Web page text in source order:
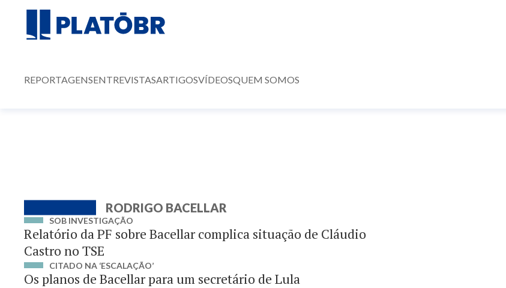
REPORTAGENSENTREVISTASARTIGOSVÍDEOSQUEM SOMOS
RODRIGO BACELLAR
SOB INVESTIGAÇÃO
Relatório da PF sobre Bacellar complica situação de Cláudio
Castro no TSE
CITADO NA ‘ESCALAÇÃO’
Os planos de Bacellar para um secretário de Lula